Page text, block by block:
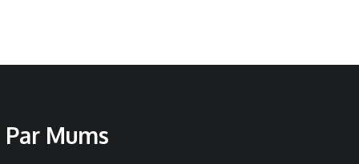
Par Mums